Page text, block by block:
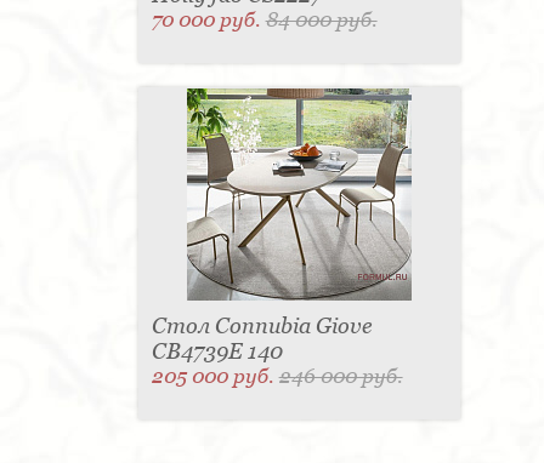
70 000 руб.84 000 руб.
Стол Connubia Giove
CB4739E 140
205 000 руб.246 000 руб.